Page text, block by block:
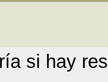
si hay